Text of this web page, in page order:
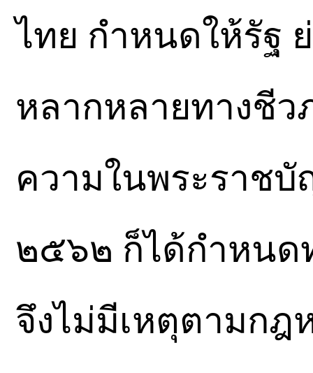
ไทย กำหนดให้รัฐ
หลากหลายทางชี
ความในพระราช
๒๕๖๒ ก็ได้กำหนด
จึงไม่มีเหตุตามกฎ